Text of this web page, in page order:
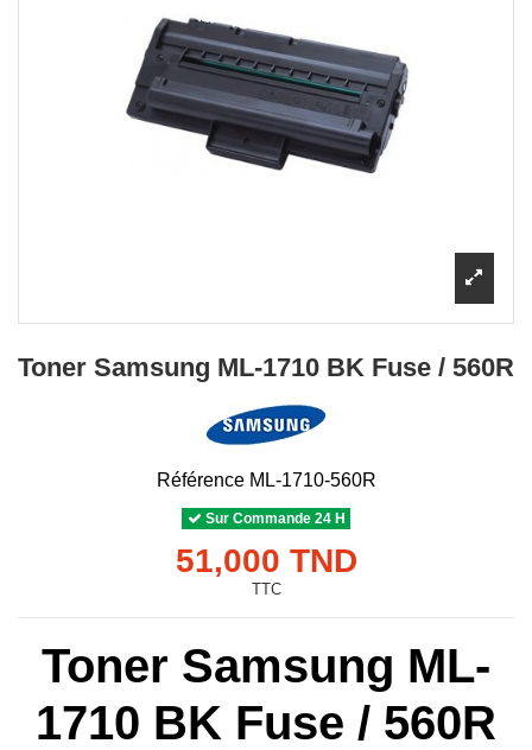
Toner Samsung ML-1710 BK Fuse / 560R
Référence ML-1710-560R
Sur Commande 24 H
51,000 TND
TTC
Toner Samsung ML-
1710 BK Fuse / 560R